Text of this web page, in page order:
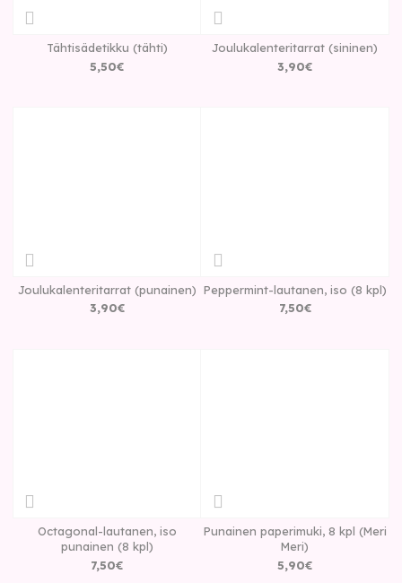
Tähtisädetikku (tähti)
5,50€
Joulukalenteritarrat (sininen)
3,90€
Joulukalenteritarrat (punainen)
3,90€
Peppermint-lautanen, iso (8 kpl)
7,50€
Octagonal-lautanen, iso
punainen (8 kpl)
7,50€
Punainen paperimuki, 8 kpl (Meri
Meri)
5,90€